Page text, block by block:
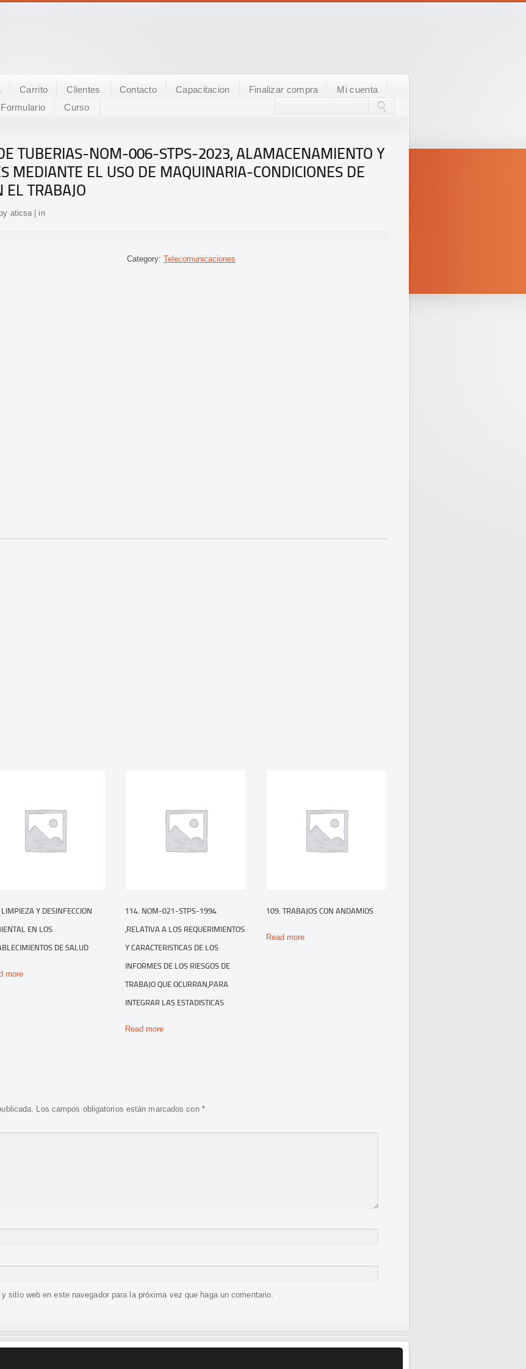
Carrito Clientes Contacto Capacitacion Finalizar compra
Mi cuenta
Formulario Curso
TUBERIAS-NOM-006-STPS-2023, ALAMACENAMIENTO Y
MEDIANTE EL USO DE MAQUINARIA-CONDICIONES DE
EL TRABAJO
aticsa | in
Category: Telecomunicaciones
Y DESINFECCION
EN LOS
DE SALUD
more
114. NOM-021-STPS-1994
,RELATIVA A LOS REQUERIMIENTOS
Y CARACTERISTICAS DE LOS
INFORMES DE LOS RIESGOS DE
TRABAJO QUE OCURRAN,PARA
INTEGRAR LAS ESTADISTICAS
Read more
109. TRABAJOS CON ANDAMIOS
Read more
Los campos obligatorios están marcados con *
sitio web en este navegador para la próxima vez que haga un comentario.